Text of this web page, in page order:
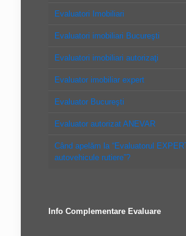
Evaluatori Imobiliari
Evaluatori imobiliari Bucureşti
Evaluatori imobiliari autorizaţi
Evaluator imobiliar expert
Evaluator Bucureşti
Evaluator autorizat ANEVAR
Când apelăm la “Evaluatorul
autovehicule rutiere”?
Info Complementare Evaluare